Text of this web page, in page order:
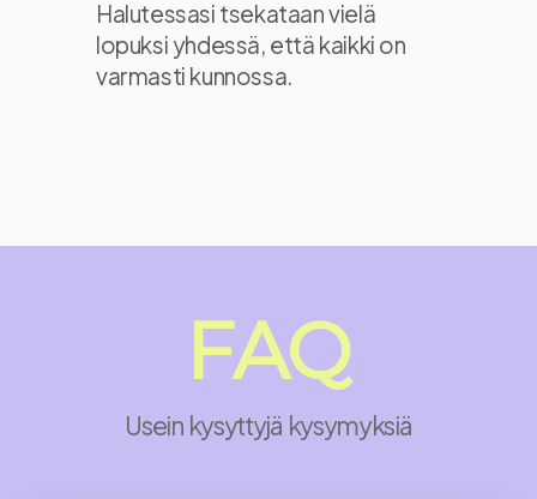
Halutessasi tsekataan vielä
lopuksi yhdessä, että kaikki on
varmasti kunnossa.
FAQ
Usein kysyttyjä kysymyksiä